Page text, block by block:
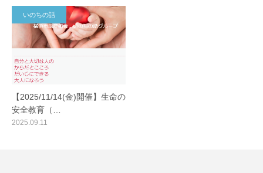
いのちの話
【2025/11/14(金)開催】生命の
安全教育（…
2025.09.11